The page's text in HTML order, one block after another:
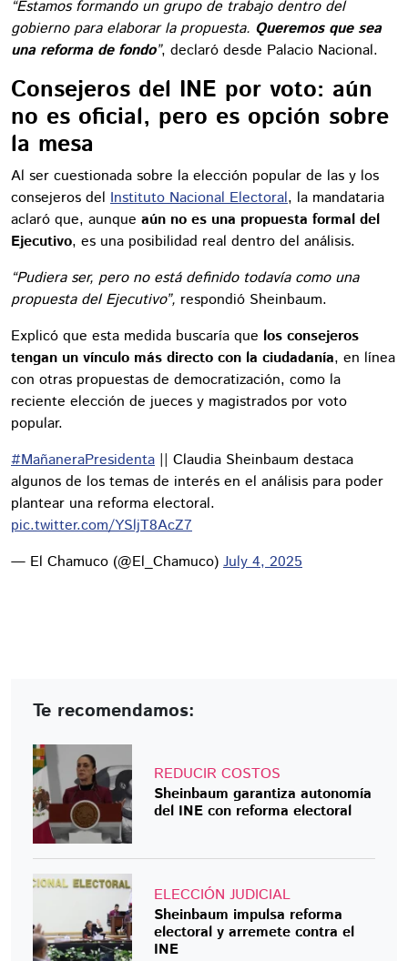
“Estamos formando un grupo de trabajo dentro del
gobierno para elaborar la propuesta. Queremos que sea
una reforma de fondo”, declaró desde Palacio Nacional.
Consejeros del INE por voto: aún
no es oficial, pero es opción sobre
la mesa
Al ser cuestionada sobre la elección popular de las y los
consejeros del Instituto Nacional Electoral, la mandataria
aclaró que, aunque aún no es una propuesta formal del
Ejecutivo, es una posibilidad real dentro del análisis.
“Pudiera ser, pero no está definido todavía como una
propuesta del Ejecutivo”, respondió Sheinbaum.
Explicó que esta medida buscaría que los consejeros
tengan un vínculo más directo con la ciudadanía, en línea
con otras propuestas de democratización, como la
reciente elección de jueces y magistrados por voto
popular.
#MañaneraPresidenta || Claudia Sheinbaum destaca
algunos de los temas de interés en el análisis para poder
plantear una reforma electoral.
pic.twitter.com/YSljT8AcZ7
— El Chamuco (@El_Chamuco) July 4, 2025
Te recomendamos:
REDUCIR COSTOS
Sheinbaum garantiza autonomía
del INE con reforma electoral
ELECCIÓN JUDICIAL
Sheinbaum impulsa reforma
electoral y arremete contra el
INE